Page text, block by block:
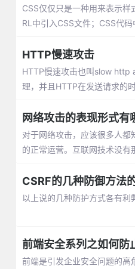
CSS仅仅只是一种用来表示
RL中引入CSS文件；CSS代
HTTP慢速攻击
HTTP慢速攻击也叫slow http
理，并且HTTP在发送请求的
网络攻击的表现形式有
对于网络攻击，应该很多人
的正常运营。互联网技术没有
CSRF的几种防御方法
以上说的几种防护方式各有利
前端安全系列之如何防
前端是引发企业安全问题的高